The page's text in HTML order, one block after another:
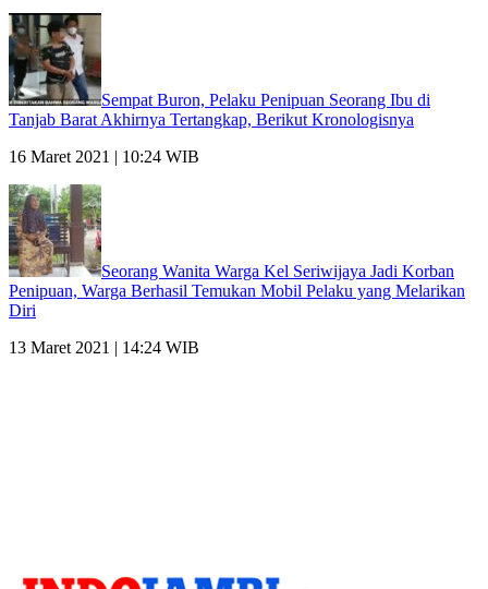
Sempat Buron, Pelaku Penipuan Seorang Ibu di
Tanjab Barat Akhirnya Tertangkap, Berikut Kronologisnya
16 Maret 2021 | 10:24 WIB
Seorang Wanita Warga Kel Seriwijaya Jadi Korban
Penipuan, Warga Berhasil Temukan Mobil Pelaku yang Melarikan
Diri
13 Maret 2021 | 14:24 WIB